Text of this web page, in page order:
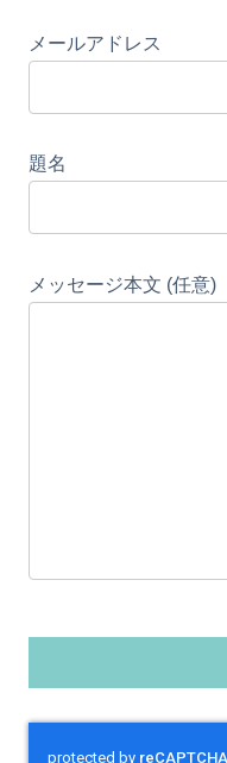
メールアドレス
題名
メッセージ本文 (任意)